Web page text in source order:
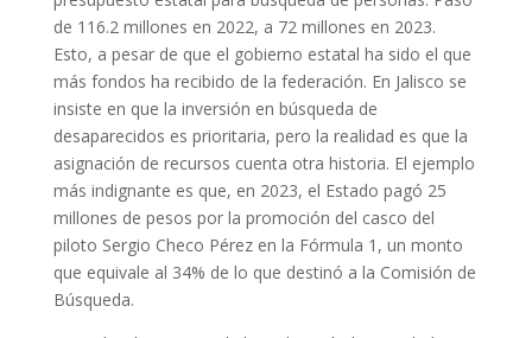
de 116.2 millones en 2022, a 72 millones en 2023.
Esto, a pesar de que el gobierno estatal ha sido el que
más fondos ha recibido de la federación. En Jalisco se
insiste en que la inversión en búsqueda de
desaparecidos es prioritaria, pero la realidad es que la
asignación de recursos cuenta otra historia. El ejemplo
más indignante es que, en 2023, el Estado pagó 25
millones de pesos por la promoción del casco del
piloto Sergio Checo Pérez en la Fórmula 1, un monto
que equivale al 34% de lo que destinó a la Comisión de
Búsqueda.